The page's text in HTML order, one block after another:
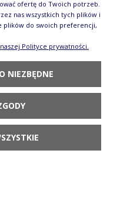
L Bolesławiec
488,90 zł
POWIADOM O
DOSTĘPNOŚCI
ofertę do Twoich potrzeb.
nas wszystkich tych plików i
plików do swoich preferencji,
Polityce prywatności.
NIEZBĘDNE